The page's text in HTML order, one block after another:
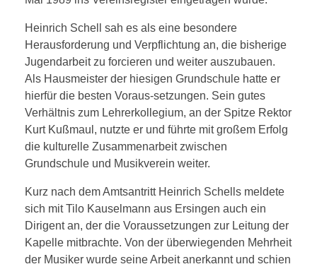
Heinrich Schell sah es als eine besondere
Herausforderung und Verpflichtung an, die bisherige
Jugendarbeit zu forcieren und weiter auszubauen.
Als Hausmeister der hiesigen Grundschule hatte er
hierfür die besten Voraus-setzungen. Sein gutes
Verhältnis zum Lehrerkollegium, an der Spitze Rektor
Kurt Kußmaul, nutzte er und führte mit großem Erfolg
die kulturelle Zusammenarbeit zwischen
Grundschule und Musikverein weiter.
Kurz nach dem Amtsantritt Heinrich Schells meldete
sich mit Tilo Kauselmann aus Ersingen auch ein
Dirigent an, der die Voraussetzungen zur Leitung der
Kapelle mitbrachte. Von der überwiegenden Mehrheit
der Musiker wurde seine Arbeit anerkannt und schien